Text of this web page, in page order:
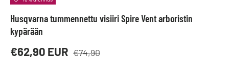
Husqvarna tummennettu visiiri Spire Vent arboristin
kypärään
Alennushinta
€62,90 EUR Normaalihinta
€74,90